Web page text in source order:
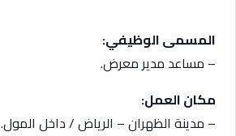
المسمى الوظيفي:
– مساعد مدير معرض.
مكان العمل:
– مدينة الظهران – الرياض / داخل المول.